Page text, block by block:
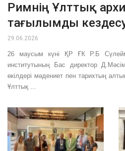
Римнің Ұлттық
тағылымды
29.06.2026
26 маусым күні ҚР ҒК Р.Б
институтының Бас директор
өкілдері мәдениет пен тарихтың
Ұлттық ...